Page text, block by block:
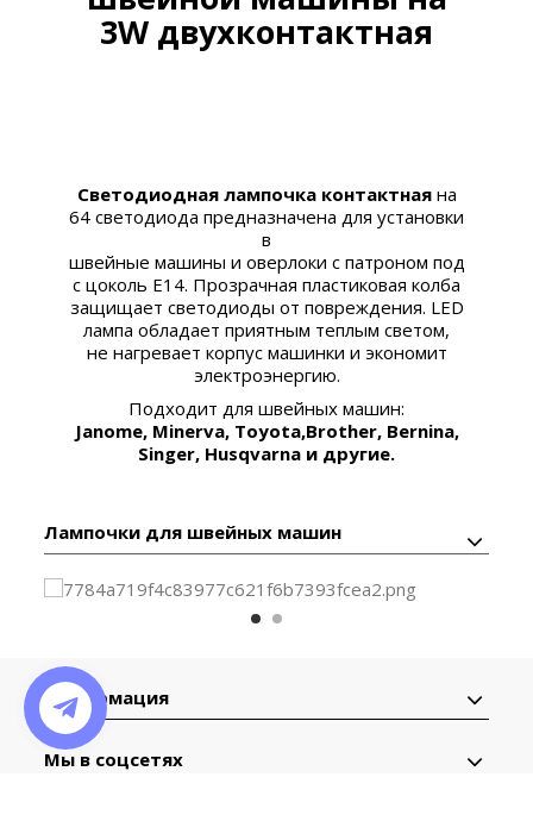
3W двухконтактная
Светодиодная лампочка контактнаяна
64 светодиода предназначена для установки
в
швейные машины и оверлоки с патроном под
с цоколь E14. Прозрачная пластиковая колба
защищает светодиоды от повреждения. LED
лампа обладает приятным теплым светом,
не нагревает корпус машинки и экономит
электроэнергию.
Подходит для швейных машин:
Janome, Minerva, Toyota,Brother, Bernina,
Singer, Husqvarna и другие.
Лампочки для швейных машин
Информация
Мы в соцсетях